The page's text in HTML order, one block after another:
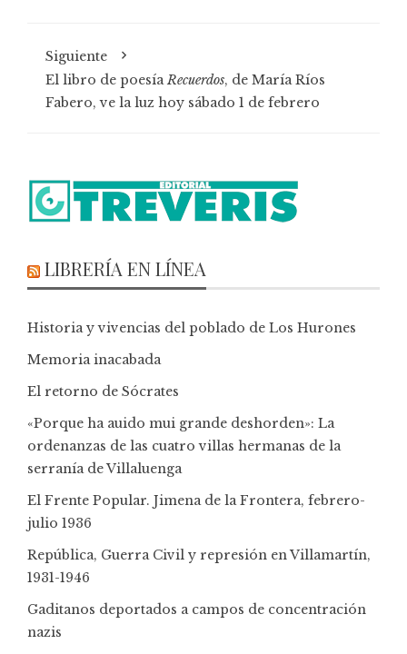
Siguiente
El libro de poesíaRecuerdos, de María Ríos
Fabero, ve la luz hoy sábado 1 de febrero
LIBRERÍA EN LÍNEA
Historia y vivencias del poblado de Los Hurones
Memoria inacabada
El retorno de Sócrates
«Porque ha auido mui grande deshorden»: La
ordenanzas de las cuatro villas hermanas de la
serranía de Villaluenga
El Frente Popular. Jimena de la Frontera, febrero-
julio 1936
República, Guerra Civil y represión en Villamartín,
1931-1946
Gaditanos deportados a campos de concentración
nazis